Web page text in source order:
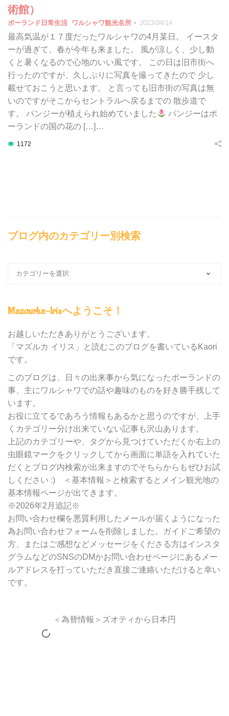
術館）
ポーランド日常生活 ワルシャワ観光名所 - 2023/04/14
最高気温が１７度だったワルシャワの4月某日。 イースタ
ーが過ぎて、春が今年も来ました。 風が涼しく、少し動
くと暑くなるので心地のいい風です。 この日は旧市街へ
行ったのですが、久しぶりに写真を撮ってきたので 少し
載せておこうと思います。 と言っても旧市街の写真は無
いのですがそこからセントラルへ戻るまでの 散歩道で
す。 パンジーが植えられ始めていました
パンジーはポ
ーランドの国の花の […]…
1172
ブログ内のカテゴリー別検索
の
テ
ゴ
ー
別
検
索
Mazourka-Irisへようこそ！
お越しいただきありがとうございます。
「マズルカ イリス」と読むこのブログを書いているKaori
です。
このブログは、日々の出来事から気になったポーランドの
事、主にワルシャワでの話や趣味のものを好き勝手残して
います。
お役に立てるであろう情報もあるかと思うのですが、上手
くカテゴリー分け出来ていない記事も沢山あります。
上記のカテゴリーや、タグから見つけていただくか右上の
虫眼鏡マークをクリックしてから画面に単語を入れていた
だくとブログ内検索が出来ますのでそちらからもぜひお試
しください :) ＜基本情報＞と検索するとメイン観光地の
基本情報ページが出てきます。
※2026年2月追記※
お問い合わせ欄を悪質利用したメールが届くようになった
為お問い合わせフォームを削除しました。ガイドご希望の
方、またはご感想などメッセージをくださる方はインスタ
グラムなどのSNSのDMかお問い合わせページにあるメー
ルアドレスを打っていただき直接ご連絡いただけると幸い
です。
＜為替情報＞ズオティから日本円